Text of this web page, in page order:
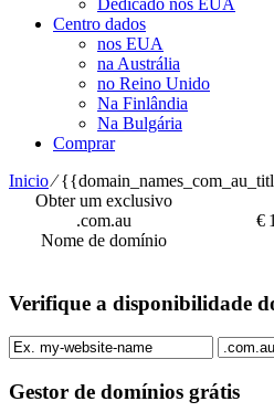
Centro dados
nos EUA
na Austrália
no Reino Unido
Na Finlândia
Na Bulgária
Comprar
Inicio⁄
Obter um exclusivo
.com.au
Nome de domínio
€
Verifique a disponibilidade
Gestor de domínios grátis